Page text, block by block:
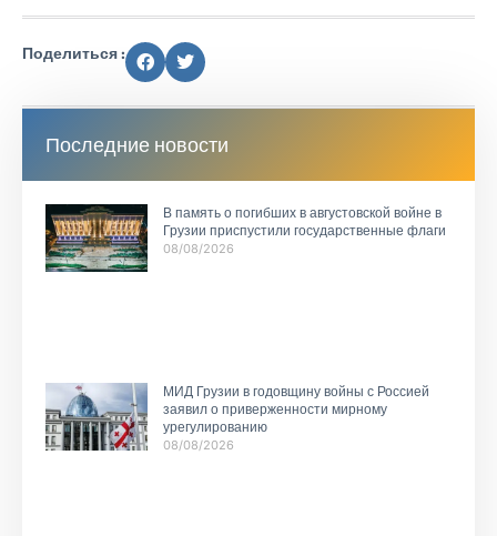
Поделиться :
Последние новости
В память о погибших в августовской войне в
Грузии приспустили государственные флаги
08/08/2026
МИД Грузии в годовщину войны с Россией
заявил о приверженности мирному
урегулированию
08/08/2026